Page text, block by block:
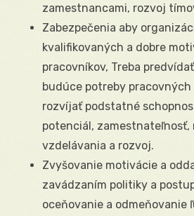
zamestnancami, rozvoj
Zabezpečenia aby
kvalifikovaných a dobre
pracovníkov, Treba
budúce potreby pracovných
rozvíjať podstatné
potenciál, zamestnateľnosť,
vzdelávania a rozvoj.
Zvyšovanie motivácie a
zavádzaním politiky a
oceňovanie a odmeňovanie